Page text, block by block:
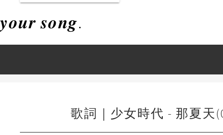
𝒚𝒐𝒖𝒓 𝒔𝒐𝒏𝒈.
歌詞｜少女時代 - 那夏天